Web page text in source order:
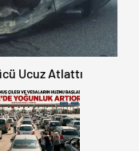
Ucuz Atlattı